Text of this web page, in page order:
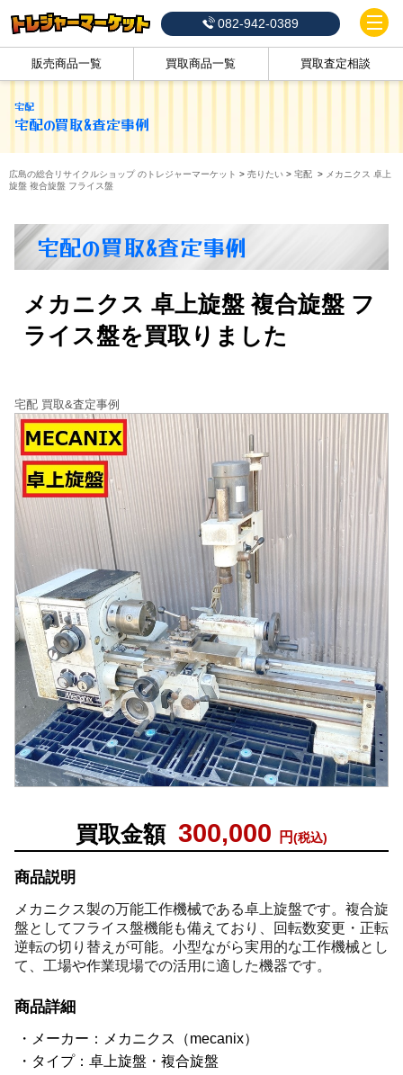
082-942-0389
販売商品一覧 買取商品一覧 買取査定相談
宅配
宅配の買取&査定事例
広島の総合リサイクルショップ のトレジャーマーケット > 売りたい > 宅配 > メカニクス 卓上
旋盤 複合旋盤 フライス盤
宅配の買取&査定事例
メカニクス 卓上旋盤 複合旋盤 フ
ライス盤を買取りました
買取金額 300,000 円(税込)
商品説明
メカニクス製の万能工作機械である卓上旋盤です。複合旋
盤としてフライス盤機能も備えており、回転数変更・正転
逆転の切り替えが可能。小型ながら実用的な工作機械とし
て、工場や作業現場での活用に適した機器です。
商品詳細
メーカー：メカニクス（mecanix）
タイプ：卓上旋盤・複合旋盤
宅配 買取&査定事例